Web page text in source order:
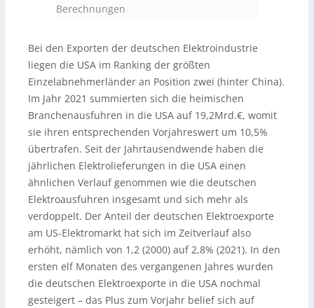
Berechnungen
Bei den Exporten der deutschen Elektroindustrie
liegen die USA im Ranking der größten
Einzelabnehmerländer an Position zwei (hinter China).
Im Jahr 2021 summierten sich die heimischen
Branchenausfuhren in die USA auf 19,2Mrd.€, womit
sie ihren entsprechenden Vorjahreswert um 10,5%
übertrafen. Seit der Jahrtausendwende haben die
jährlichen Elektrolieferungen in die USA einen
ähnlichen Verlauf genommen wie die deutschen
Elektroausfuhren insgesamt und sich mehr als
verdoppelt. Der Anteil der deutschen Elektroexporte
am US-Elektromarkt hat sich im Zeitverlauf also
erhöht, nämlich von 1,2 (2000) auf 2,8% (2021). In den
ersten elf Monaten des vergangenen Jahres wurden
die deutschen Elektroexporte in die USA nochmal
gesteigert – das Plus zum Vorjahr belief sich auf